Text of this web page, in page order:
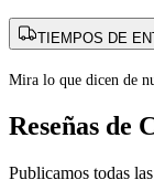
TIEMPOS DE
Mira lo que dicen de
Reseñas de
Publicamos todas